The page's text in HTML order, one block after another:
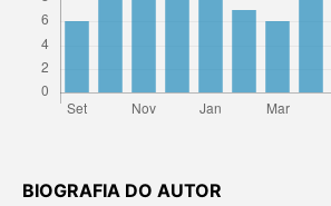
BIOGRAFIA DO AUTOR